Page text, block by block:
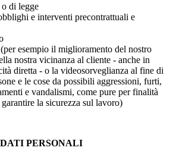
di legge
e interventi precontrattuali e
esempio il miglioramento del nostro
nostra vicinanza al cliente - anche in
diretta - o la videosorveglianza al fine di
e le cose da possibili aggressioni, furti,
e vandalismi, come pure per finalità
la sicurezza sul lavoro)
PERSONALI